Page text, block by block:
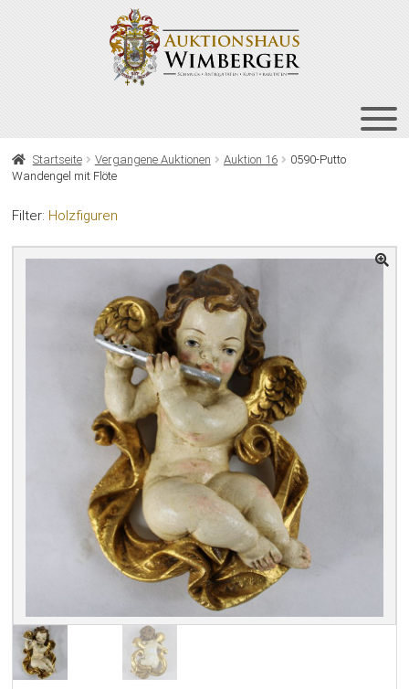
HOME
VERGANGENE AUKTIONEN
KONTAKT
NEWSLETTER
Startseite Vergangene Auktionen Auktion 16
0590-Putto
Wandengel mit Flöte
Filter: Holzfiguren